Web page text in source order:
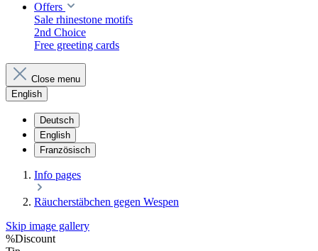
Offers
Sale rhinestone motifs
2nd Choice
Free greeting cards
Close menu
English
Deutsch
English
Französisch
​Info pages
Räucherstäbchen gegen Wespen
Skip image gallery
%Discount